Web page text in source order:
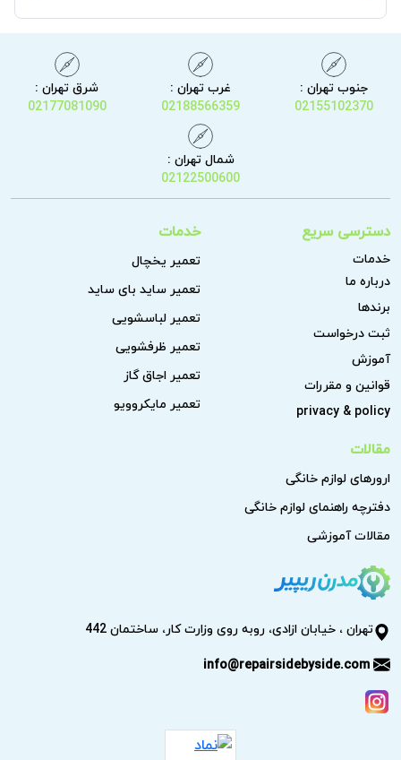
جنوب تهران :
02155102370
غرب تهران :
02188566359
شرق تهران :
02177081090
شمال تهران :
02122500600
دسترسی سریع
خدمات
درباره ما
برندها
ثبت درخواست
آموزش
قوانین و مقررات
privacy & policy
خدمات
تعمیر یخچال
تعمیر ساید بای ساید
تعمیر لباسشویی
تعمیر ظرفشویی
تعمیر اجاق گاز
تعمیر مایکروویو
مقالات
ارورهای لوازم خانگی
دفترچه راهنمای لوازم خانگی
مقالات آموزشی
تهران ، خیابان ازادی، روبه روی وزارت کار، ساختمان 442
info@repairsidebyside.com